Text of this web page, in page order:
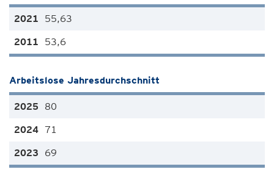
55,63
53,6
Arbeitslose Jahresdurchschnitt
80
71
69